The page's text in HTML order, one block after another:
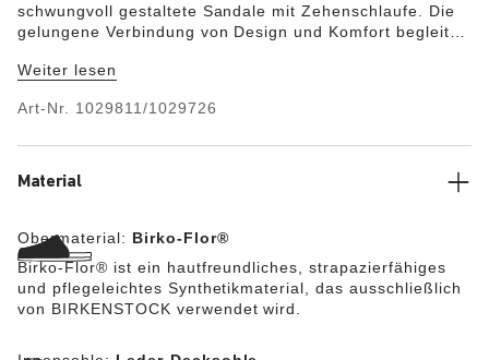
schwungvoll gestaltete Sandale mit Zehenschlaufe. Die
gelungene Verbindung von Design und Komfort begleitet
durch den Alltag. Das Obermaterial besteht aus dem
Birko-Flor®.
Weiter lesen
Art-Nr. 1029811/1029726
Material
Obermaterial: Birko-Flor®
Birko-Flor® ist ein hautfreundliches, strapazierfähiges
und pflegeleichtes Synthetikmaterial, das ausschließlich
von BIRKENSTOCK verwendet wird.